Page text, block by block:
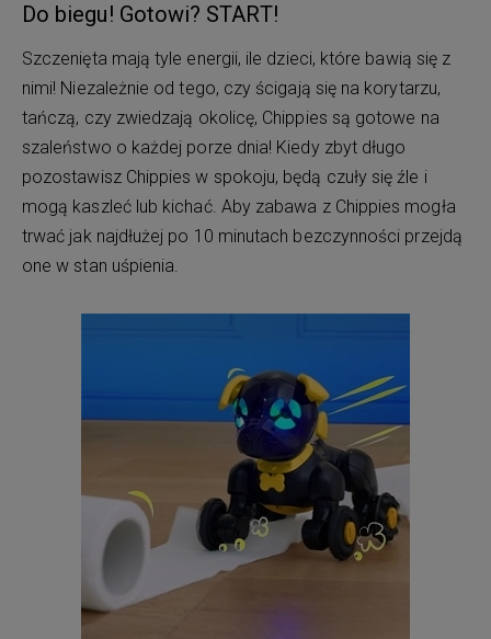
Do biegu! Gotowi? START!
Szczenięta mają tyle energii, ile dzieci, które bawią się z
nimi! Niezależnie od tego, czy ścigają się na korytarzu,
tańczą, czy zwiedzają okolicę, Chippies są gotowe na
szaleństwo o każdej porze dnia! Kiedy zbyt długo
pozostawisz Chippies w spokoju, będą czuły się źle i
mogą kaszleć lub kichać. Aby zabawa z Chippies mogła
trwać jak najdłużej po 10 minutach bezczynności przejdą
one w stan uśpienia.